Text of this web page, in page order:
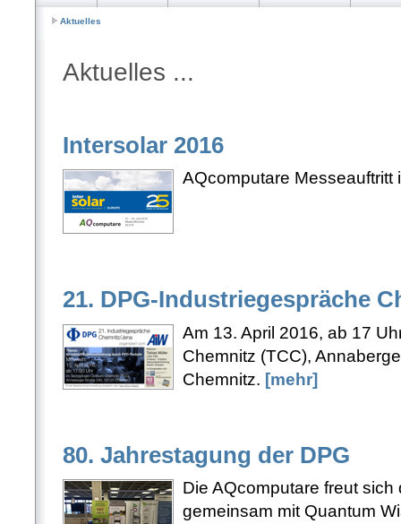
Aktuelles
Aktuelles ...
Intersolar 2016
AQcomputare Messeauftritt
21. DPG-Industriegespräche
Am 13. April 2016, ab 17
Chemnitz (TCC),
Chemnitz. [mehr]
80. Jahrestagung der DPG
Die AQcomputare freut
gemeinsam mit Quantum